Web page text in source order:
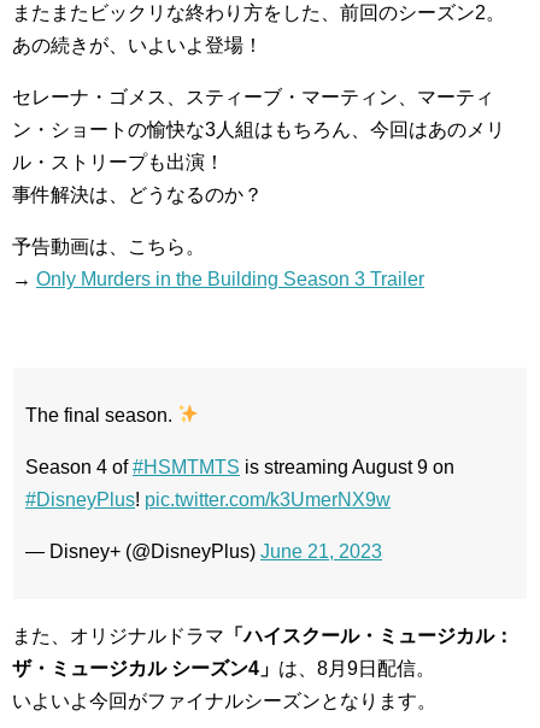
またまたビックリな終わり方をした、前回のシーズン2。
あの続きが、いよいよ登場！
セレーナ・ゴメス、スティーブ・マーティン、マーティ
ン・ショートの愉快な3人組はもちろん、今回はあのメリ
ル・ストリープも出演！
事件解決は、どうなるのか？
予告動画は、こちら。
→ Only Murders in the Building Season 3 Trailer
The final season.
Season 4 of#HSMTMTS is streaming August 9 on
#DisneyPlus! pic.twitter.com/k3UmerNX9w
— Disney+ (@DisneyPlus) June 21, 2023
また、オリジナルドラマ 「ハイスクール・ミュージカル：
ザ・ミュージカル シーズン4」 は、8月9日配信。
いよいよ今回がファイナルシーズンとなります。